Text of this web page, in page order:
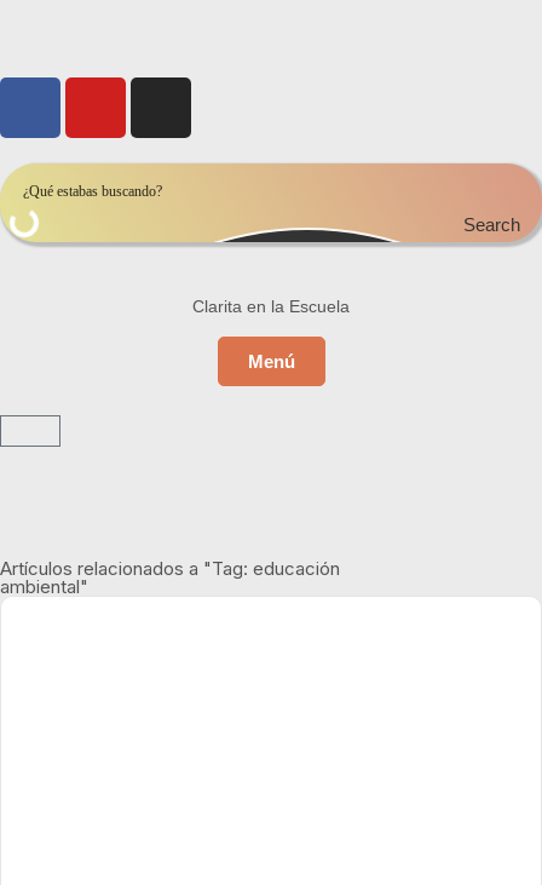
Search
Clarita en la Escuela
Menú
Artículos relacionados a "Tag: educación
ambiental"